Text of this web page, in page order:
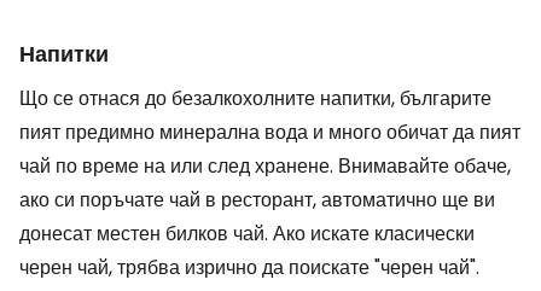
Напитки
Що се отнася до безалкохолните напитки, българите
пият предимно минерална вода и много обичат да пият
чай по време на или след хранене. Внимавайте обаче,
ако си поръчате чай в ресторант, автоматично ще ви
донесат местен билков чай. Ако искате класически
черен чай, трябва изрично да поискате "черен чай".